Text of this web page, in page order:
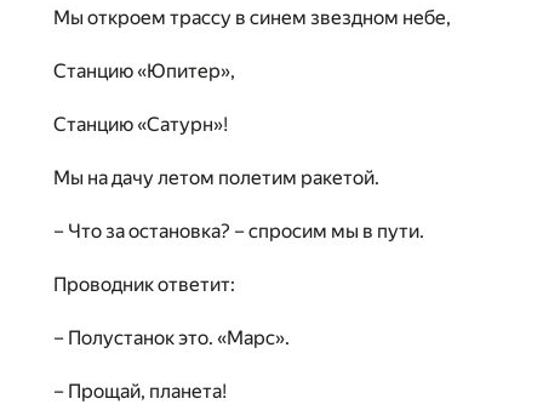
Мы откроем трассу в синем звездном небе,
Станцию «Юпитер»,
Станцию «Сатурн»!
Мы на дачу летом полетим ракетой.
– Что за остановка? – спросим мы в пути.
Проводник ответит:
– Полустанок это. «Марс».
– Прощай, планета!